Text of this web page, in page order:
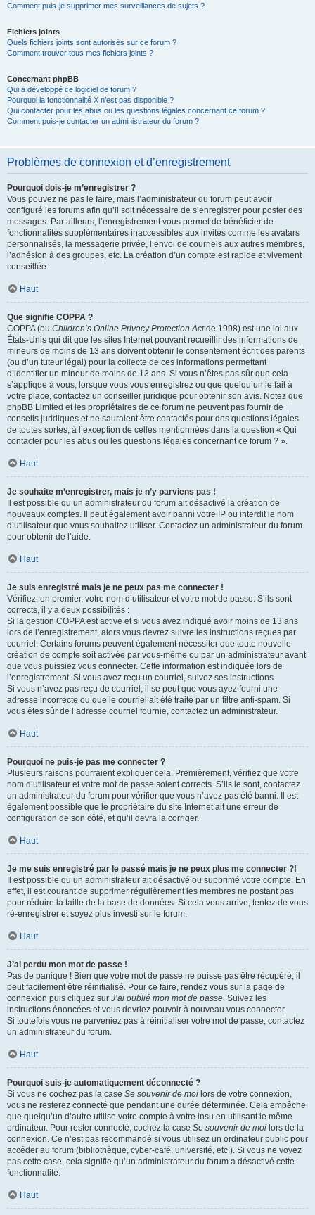
Comment puis-je supprimer mes surveillances de sujets ?
Fichiers joints
Quels fichiers joints sont autorisés sur ce forum ?
Comment trouver tous mes fichiers joints ?
Concernant phpBB
Qui a développé ce logiciel de forum ?
Pourquoi la fonctionnalité X n’est pas disponible ?
Qui contacter pour les abus ou les questions légales concernant ce forum ?
Comment puis-je contacter un administrateur du forum ?
Problèmes de connexion et d’enregistrement
Pourquoi dois-je m’enregistrer ?
Vous pouvez ne pas le faire, mais l’administrateur du forum peut avoir
configuré les forums afin qu’il soit nécessaire de s’enregistrer pour poster des
messages. Par ailleurs, l’enregistrement vous permet de bénéficier de
fonctionnalités supplémentaires inaccessibles aux invités comme les avatars
personnalisés, la messagerie privée, l’envoi de courriels aux autres membres,
l’adhésion à des groupes, etc. La création d’un compte est rapide et vivement
conseillée.
Haut
Que signifie COPPA ?
COPPA (ou Children’s Online Privacy Protection Actde 1998) est une loi aux
États-Unis qui dit que les sites Internet pouvant recueillir des informations de
mineurs de moins de 13 ans doivent obtenir le consentement écrit des parents
(ou d’un tuteur légal) pour la collecte de ces informations permettant
d’identifier un mineur de moins de 13 ans. Si vous n’êtes pas sûr que cela
s’applique à vous, lorsque vous vous enregistrez ou que quelqu’un le fait à
votre place, contactez un conseiller juridique pour obtenir son avis. Notez que
phpBB Limited et les propriétaires de ce forum ne peuvent pas fournir de
conseils juridiques et ne sauraient être contactés pour des questions légales
de toutes sortes, à l’exception de celles mentionnées dans la question « Qui
contacter pour les abus ou les questions légales concernant ce forum ? ».
Haut
Je souhaite m’enregistrer, mais je n’y parviens pas !
Il est possible qu’un administrateur du forum ait désactivé la création de
nouveaux comptes. Il peut également avoir banni votre IP ou interdit le nom
d’utilisateur que vous souhaitez utiliser. Contactez un administrateur du forum
pour obtenir de l’aide.
Haut
Je suis enregistré mais je ne peux pas me connecter !
Vérifiez, en premier, votre nom d’utilisateur et votre mot de passe. S’ils sont
corrects, il y a deux possibilités :
Si la gestion COPPA est active et si vous avez indiqué avoir moins de 13 ans
lors de l’enregistrement, alors vous devrez suivre les instructions reçues par
courriel. Certains forums peuvent également nécessiter que toute nouvelle
création de compte soit activée par vous-même ou par un administrateur avant
que vous puissiez vous connecter. Cette information est indiquée lors de
l’enregistrement. Si vous avez reçu un courriel, suivez ses instructions.
Si vous n’avez pas reçu de courriel, il se peut que vous ayez fourni une
adresse incorrecte ou que le courriel ait été traité par un filtre anti-spam. Si
vous êtes sûr de l’adresse courriel fournie, contactez un administrateur.
Haut
Pourquoi ne puis-je pas me connecter ?
Plusieurs raisons pourraient expliquer cela. Premièrement, vérifiez que votre
nom d’utilisateur et votre mot de passe soient corrects. S’ils le sont, contactez
un administrateur du forum pour vérifier que vous n’avez pas été banni. Il est
également possible que le propriétaire du site Internet ait une erreur de
configuration de son côté, et qu’il devra la corriger.
Haut
Je me suis enregistré par le passé mais je ne peux plus me connecter ?!
Il est possible qu’un administrateur ait désactivé ou supprimé votre compte. En
effet, il est courant de supprimer régulièrement les membres ne postant pas
pour réduire la taille de la base de données. Si cela vous arrive, tentez de vous
ré-enregistrer et soyez plus investi sur le forum.
Haut
J’ai perdu mon mot de passe !
Pas de panique ! Bien que votre mot de passe ne puisse pas être récupéré, il
peut facilement être réinitialisé. Pour ce faire, rendez vous sur la page de
connexion puis cliquez sur J’ai oublié mon mot de passe. Suivez les
instructions énoncées et vous devriez pouvoir à nouveau vous connecter.
Si toutefois vous ne parveniez pas à réinitialiser votre mot de passe, contactez
un administrateur du forum.
Haut
Pourquoi suis-je automatiquement déconnecté ?
Si vous ne cochez pas la case Se souvenir de moi lors de votre connexion,
vous ne resterez connecté que pendant une durée déterminée. Cela empêche
que quelqu’un d’autre utilise votre compte à votre insu en utilisant le même
ordinateur. Pour rester connecté, cochez la case Se souvenir de moi lors de la
connexion. Ce n’est pas recommandé si vous utilisez un ordinateur public pour
accéder au forum (bibliothèque, cyber-café, université, etc.). Si vous ne voyez
pas cette case, cela signifie qu’un administrateur du forum a désactivé cette
fonctionnalité.
Haut